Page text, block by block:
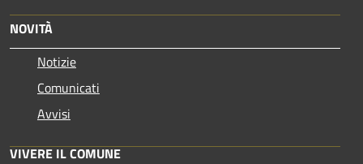
NOVITÀ
Notizie
Comunicati
Avvisi
VIVERE IL COMUNE